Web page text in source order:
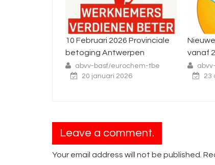
10 Februari 2026 Provinciale
betoging Antwerpen
abvv-basf/eurochem-tbe
20 januari 2026
Nieuwe
vanaf
abvv-
23
Leave a comment.
Your email address will not be published.